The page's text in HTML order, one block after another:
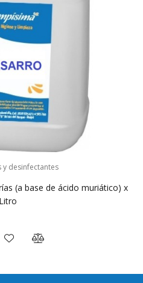
desinfectantes
(a base de ácido muriático) x
Litro